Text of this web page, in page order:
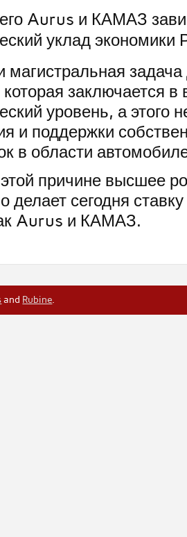
магистральная задача
заключается
уровень, а этого
и поддержки
в области
причине высшее
делает сегодня
Aurus и КАМАЗ.
and Rubine.